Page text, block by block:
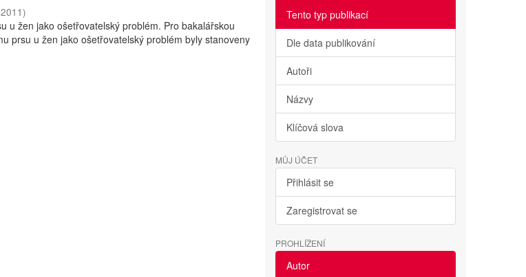
2011)
u žen jako ošetřovatelský problém. Pro bakalářskou
prsu u žen jako ošetřovatelský problém byly stanoveny
Tento typ publikací
Dle data publikování
Autoři
Názvy
Klíčová slova
MŮJ ÚČET
Přihlásit se
Zaregistrovat se
PROHLÍŽENÍ
Autor